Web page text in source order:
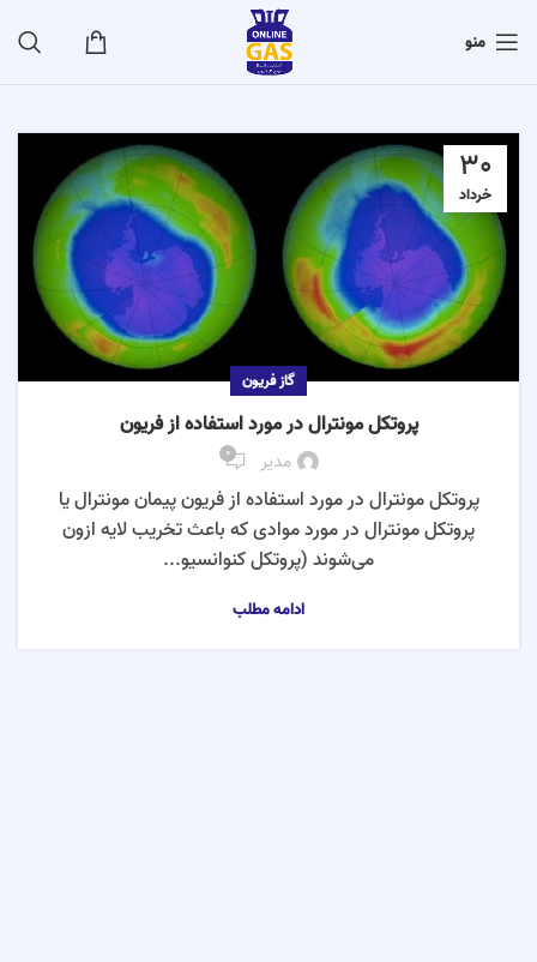
منو
30
خرداد
گاز فریون
پروتکل مونترال در مورد استفاده از فریون
مدیر 0
پروتکل مونترال در مورد استفاده از فریون پیمان مونترال یا
پروتکل مونترال در مورد موادی که باعث تخریب لایه ازون
می‌شوند (پروتکل کنوانسیو...
ادامه مطلب